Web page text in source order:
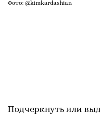
Фото: @kimkardashian
Подчеркнуть или